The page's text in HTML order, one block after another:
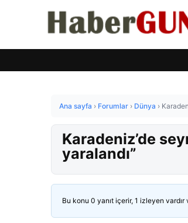
Ana sayfa › Forumlar › Dünya ›
Karadeniz’de
yaralandı”
Bu konu 0 yanıt içerir, 1 izleyen vardır